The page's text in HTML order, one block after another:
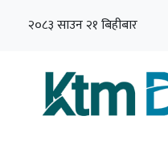
२०८३ साउन २१ बिहीबार